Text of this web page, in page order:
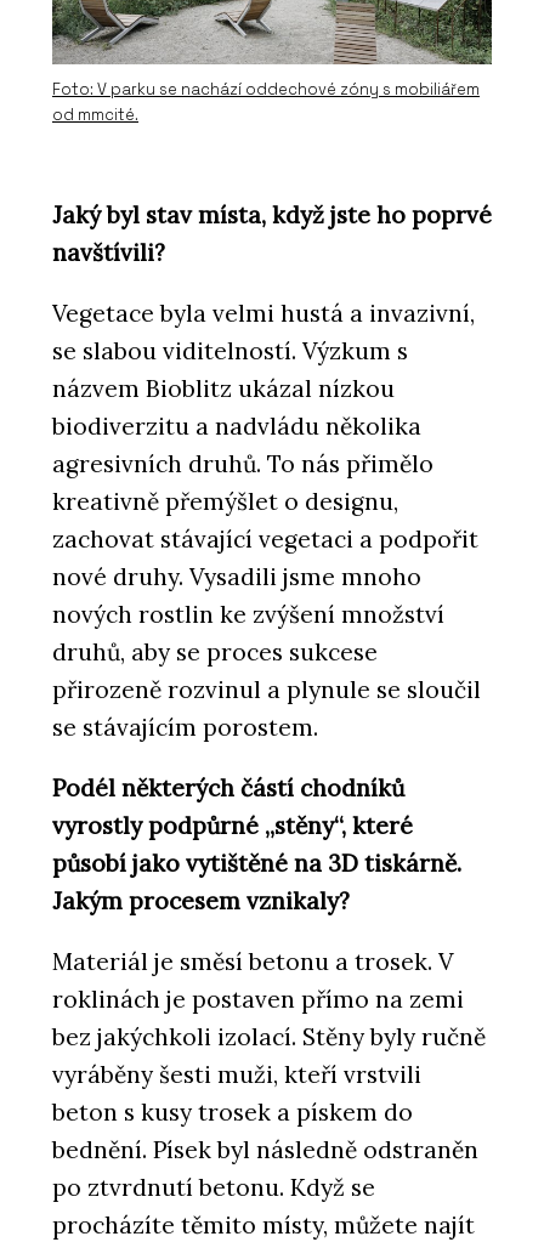
Foto: V parku se nachází oddechové zóny s mobiliářem
od mmcité.
Jaký byl stav místa, když jste ho poprvé
navštívili?
Vegetace byla velmi hustá a invazivní,
se slabou viditelností. Výzkum s
názvem Bioblitz ukázal nízkou
biodiverzitu a nadvládu několika
agresivních druhů. To nás přimělo
kreativně přemýšlet o designu,
zachovat stávající vegetaci a podpořit
nové druhy. Vysadili jsme mnoho
nových rostlin ke zvýšení množství
druhů, aby se proces sukcese
přirozeně rozvinul a plynule se sloučil
se stávajícím porostem.
Podél některých částí chodníků
vyrostly podpůrné „stěny“, které
působí jako vytištěné na 3D tiskárně.
Jakým procesem vznikaly?
Materiál je směsí betonu a trosek. V
roklinách je postaven přímo na zemi
bez jakýchkoli izolací. Stěny byly ručně
vyráběny šesti muži, kteří vrstvili
beton s kusy trosek a pískem do
bednění. Písek byl následně odstraněn
po ztvrdnutí betonu. Když se
procházíte těmito místy, můžete najít